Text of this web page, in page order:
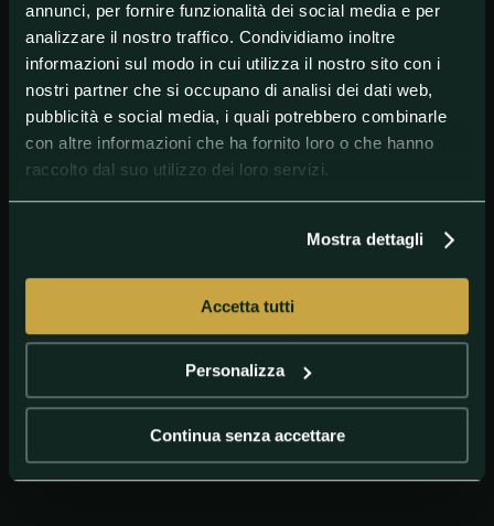
annunci, per fornire funzionalità dei social media e per
analizzare il nostro traffico. Condividiamo inoltre
informazioni sul modo in cui utilizza il nostro sito con i
nostri partner che si occupano di analisi dei dati web,
pubblicità e social media, i quali potrebbero combinarle
con altre informazioni che ha fornito loro o che hanno
raccolto dal suo utilizzo dei loro servizi.
Mostra dettagli
Accetta tutti
Personalizza
Continua senza accettare
#Basket #EttoreMessina #OlimpiaMilano
Guido Bagatta sui play-off LBA